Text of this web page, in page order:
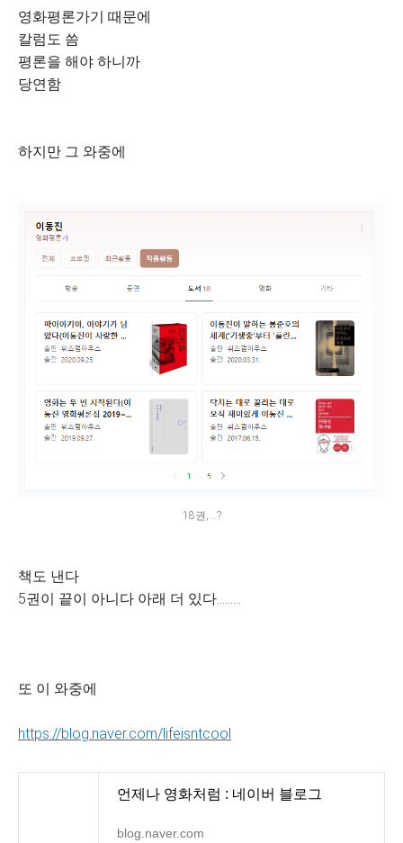
영화평론가기 때문에
칼럼도 씀
평론을 해야 하니까
당연함
하지만 그 와중에
18권,...?
책도 낸다
5권이 끝이 아니다 아래 더 있다.........
또 이 와중에
https://blog.naver.com/lifeisntcool
언제나 영화처럼 : 네이버 블로그
blog.naver.com